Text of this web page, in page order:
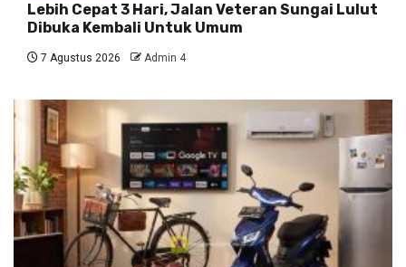
Lebih Cepat 3 Hari, Jalan Veteran Sungai Lulut
Dibuka Kembali Untuk Umum
7 Agustus 2026 Admin 4